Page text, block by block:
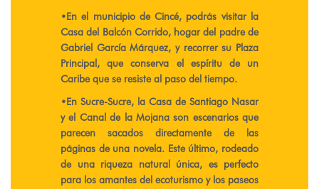
​•​En el municipio de Cincé, podrás visitar la
Casa del Balcón Corrido, hogar del padre de
Gabriel García Márquez, y recorrer su Plaza
Principal, que conserva el espíritu de un
Caribe que se resiste al paso del tiempo.
​•​En Sucre-Sucre, la Casa de Santiago Nasar
y el Canal de la Mojana son escenarios que
parecen sacados directamente de las
páginas de una novela. Este último, rodeado
de una riqueza natural única, es perfecto
para los amantes del ecoturismo y los paseos